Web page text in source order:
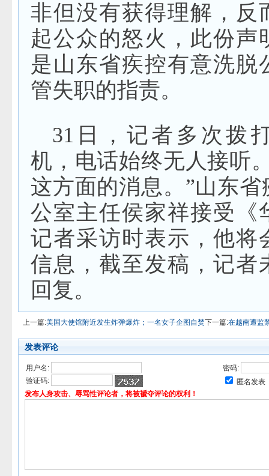
非但没有获得理解，反
起公众的怒火，此份声
是山东省疾控有意洗脱
管失职的指责。
31日，记者多次拨
机，电话始终无人接听
这方面的消息。”山东
公室主任侯家祥接受《
记者采访时表示，他将
信息，截至发稿，记者
回复。
上一篇:美国大使馆附近发生炸弹爆炸；一名女子企图自焚下一篇:在越南遭监
发表评论
用户名:
密码:
验证码:
匿名发表
发布人身攻击、辱骂性评论者，将被褫夺评论的权利！